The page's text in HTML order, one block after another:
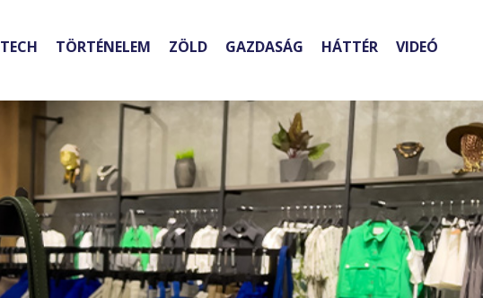
TECH TÖRTÉNELEM ZÖLD GAZDASÁG HÁTTÉR VIDEÓ